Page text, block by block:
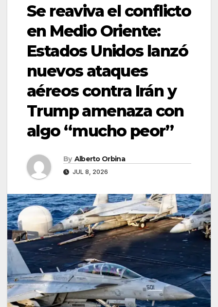
Se reaviva el conflicto
en Medio Oriente:
Estados Unidos lanzó
nuevos ataques
aéreos contra Irán y
Trump amenaza con
algo “mucho peor”
By Alberto Orbina
JUL 8, 2026